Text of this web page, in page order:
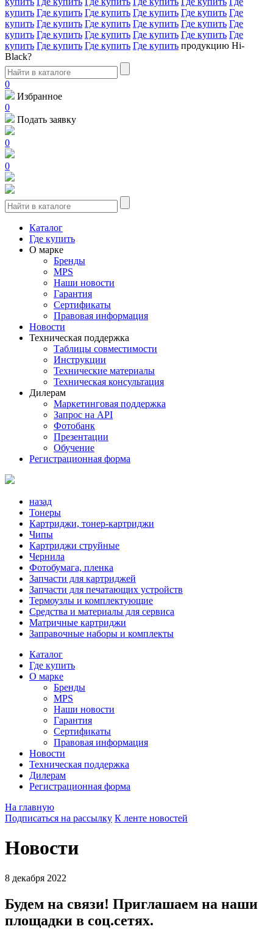
купить Где купить Где купить Где купить Где купить Где
купить Где купить Где купить Где купить Где купить Где
купить Где купить Где купить Где купить Где купить Где
купить Где купить Где купить Где купить продукцию Hi-
Black?
0
Избранное
0
Подать заявку
0
0
Каталог
Где купить
О марке
Бренды
MPS
Наши новости
Гарантия
Сертификаты
Правовая информация
Новости
Техническая поддержка
Таблицы совместимости
Инструкции
Технические материалы
Техническая консультация
Дилерам
Маркетинговая поддержка
Запрос на API
Фотобанк
Презентации
Обучение
Регистрационная форма
назад
Тонеры
Картриджи, тонер-картриджи
Чипы
Картриджи струйные
Чернила
Фотобумага, пленка
Запчасти для картриджей
Запчасти для печатающих устройств
Термоузлы и комплектующие
Средства и материалы для сервиса
Матричные картриджи
Заправочные наборы и комплекты
Каталог
Где купить
О марке
Бренды
MPS
Наши новости
Гарантия
Сертификаты
Правовая информация
Новости
Техническая поддержка
Дилерам
Регистрационная форма
На главную
Подписаться на рассылку К ленте новостей
Новости
8 декабря 2022
Будем на связи! Приглашаем на наши
площадки в соц.сетях.